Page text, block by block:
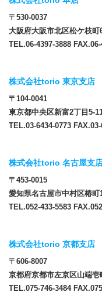
〒530-0037
大阪府大阪市北区松ケ枝
TEL.06-4397-3888
株式会社torio 東京支店
〒104-0041
東京都中央区新富2丁目5-
TEL.03-6434-0773
株式会社torio 名古屋支
〒453-0015
愛知県名古屋市中村区椿
TEL.052-433-5583
株式会社torio 京都支店
〒606-8007
京都府京都市左京区山端
TEL.075-746-3484